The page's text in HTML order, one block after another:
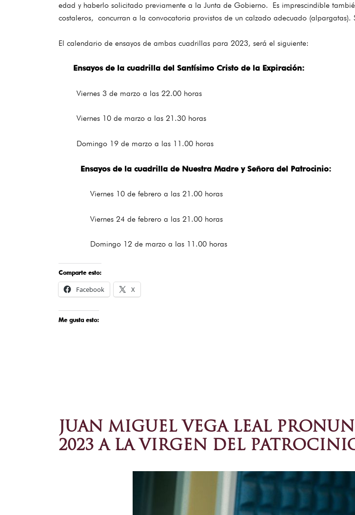
edad y haberlo solicitado previamente a la Junta de Gobierno. Es imprescindible
costaleros, concurran a la convocatoria provistos de un calzado adecuado (alpargatas).
El calendario de ensayos de ambas cuadrillas para 2023, será el siguiente:
Ensayos de la cuadrilla del Santísimo Cristo de la Expiración:
Viernes 3 de marzo a las 22.00 horas
Viernes 10 de marzo a las 21.30 horas
Domingo 19 de marzo a las 11.00 horas
Ensayos de la cuadrilla de Nuestra Madre y Señora del Patrocinio:
Viernes 10 de febrero a las 21.00 horas
Viernes 24 de febrero a las 21.00 horas
Domingo 12 de marzo a las 11.00 horas
Comparte esto:
Facebook X
Me gusta esto:
JUAN MIGUEL VEGA LEAL
2023 A LA VIRGEN DEL